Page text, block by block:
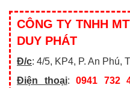
CÔNG TY TNHH
DUY PHÁT
Đ/c: 4/5, KP4, P. An Phú,
Điện thoại:0941 732